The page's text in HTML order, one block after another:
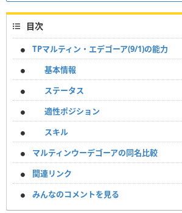
目次
TPマルティン・エデゴーア(9/1)の能力
基本情報
ステータス
適性ポジション
スキル
マルティンウーデゴーアの同名比較
関連リンク
みんなのコメントを見る